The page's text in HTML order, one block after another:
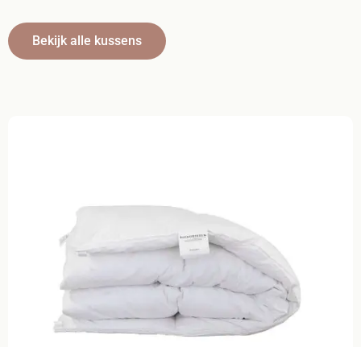
Bekijk alle kussens